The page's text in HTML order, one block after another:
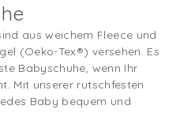
aus weichem Fleece und
(Oeko-Tex®) versehen. Es
Babyschuhe, wenn Ihr
Mit unserer rutschfesten
Baby bequem und